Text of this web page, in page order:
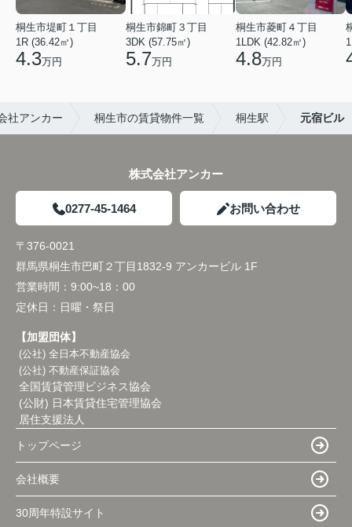
桐生市堤町１丁目
1R (36.42㎡)
4.3万円
桐生市錦町３丁目
3DK (57.75㎡)
5.7万円
桐生市菱町４丁目
1LDK (42.82㎡)
4.8万円
社アンカー 桐生市の賃貸物件一覧 桐生駅 元宿ビル
株式会社アンカー
0277-45-1464 お問い合わせ
〒376-0021
群馬県桐生市巴町２丁目1832-9 アンカービル 1F
営業時間： 9:00~18：00
定休日： 日曜・祭日
【加盟団体】
(公社) 全日本不動産協会
(公社) 不動産保証協会
全国賃貸管理ビジネス協会
(公財) 日本賃貸住宅管理協会
居住支援法人
トップページ
会社概要
30周年特設サイト